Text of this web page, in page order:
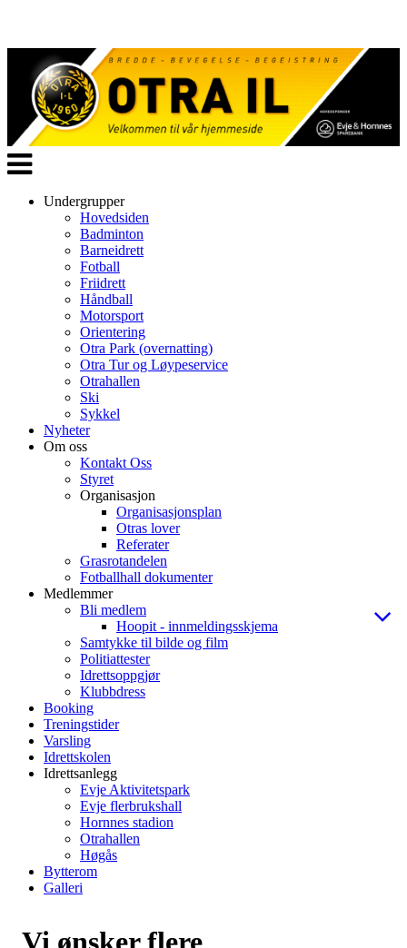
Veksle
navigasjon
Undergrupper
Hovedsiden
Badminton
Barneidrett
Fotball
Friidrett
Håndball
Motorsport
Orientering
Otra Park (overnatting)
Otra Tur og Løypeservice
Otrahallen
Ski
Sykkel
Nyheter
Om oss
Kontakt Oss
Styret
Organisasjon
Organisasjonsplan
Otras lover
Referater
Grasrotandelen
Fotballhall dokumenter
Medlemmer
Bli medlem
Hoopit - innmeldingsskjema
Samtykke til bilde og film
Politiattester
Idrettsoppgjør
Klubbdress
Booking
Treningstider
Varsling
Idrettskolen
Idrettsanlegg
Evje Aktivitetspark
Evje flerbrukshall
Hornnes stadion
Otrahallen
Høgås
Bytterom
Galleri
Vi ønsker flere